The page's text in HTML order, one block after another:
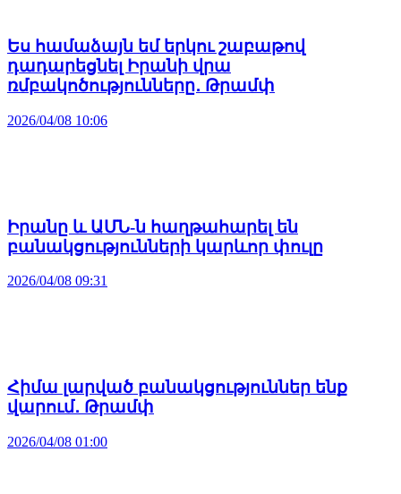
Ես համաձայն եմ երկու շաբաթով
դադարեցնել Իրանի վրա
ռմբակոծությունները․ Թրամփ
2026/04/08 10:06
Իրանը և ԱՄՆ-ն հաղթահարել են
բանակցությունների կարևոր փուլը
2026/04/08 09:31
Հիմա լարված բանակցություններ ենք
վարում․ Թրամփ
2026/04/08 01:00